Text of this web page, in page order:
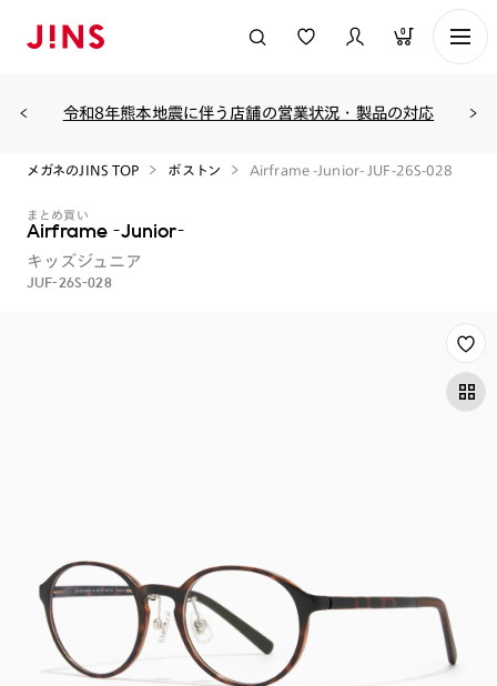
0
令和8年熊本地震に伴う店舗の営業状況・製品の対応
メガネのJINS TOP ボストン Airframe -Junior- JUF-26S-028
まとめ買い
Airframe -Junior-
キッズジュニア
JUF-26S-028